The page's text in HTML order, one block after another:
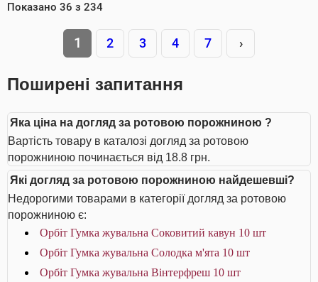
Показано 36 з 234
1 2 3 4 7 ›
Поширені запитання
Яка ціна на догляд за ротовою порожниною ?
Вартість товару в каталозі догляд за ротовою
порожниною починається від 18.8 грн.
Які догляд за ротовою порожниною найдешевші?
Недорогими товарами в категорії догляд за ротовою
порожниною є:
Орбіт Гумка жувальна Соковитий кавун 10 шт
Орбіт Гумка жувальна Солодка м'ята 10 шт
Орбіт Гумка жувальна Вінтерфреш 10 шт